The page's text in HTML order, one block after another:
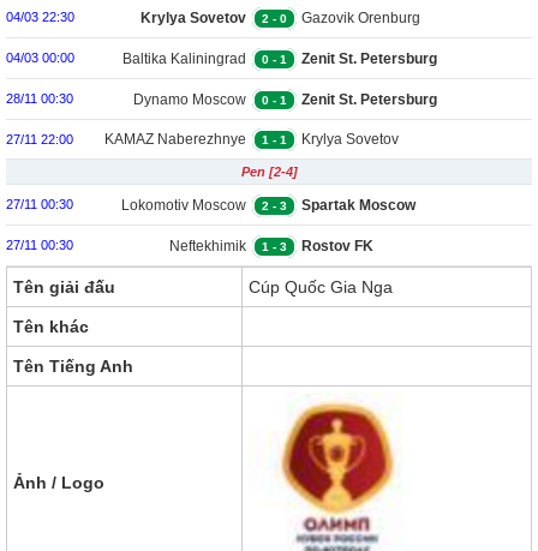
04/03 22:30 Krylya Sovetov 2 - 0 Gazovik Orenburg
04/03 00:00 Baltika Kaliningrad 0 - 1 Zenit St. Petersburg
28/11 00:30 Dynamo Moscow 0 - 1 Zenit St. Petersburg
27/11 22:00 KAMAZ Naberezhnye
Chelny
1 - 1 Krylya Sovetov
Pen [2-4]
27/11 00:30 Lokomotiv Moscow 2 - 3 Spartak Moscow
27/11 00:30 Neftekhimik 1 - 3 Rostov FK
Tên giải đấu Cúp Quốc Gia Nga
Tên khác
Tên Tiếng Anh
Ảnh / Logo